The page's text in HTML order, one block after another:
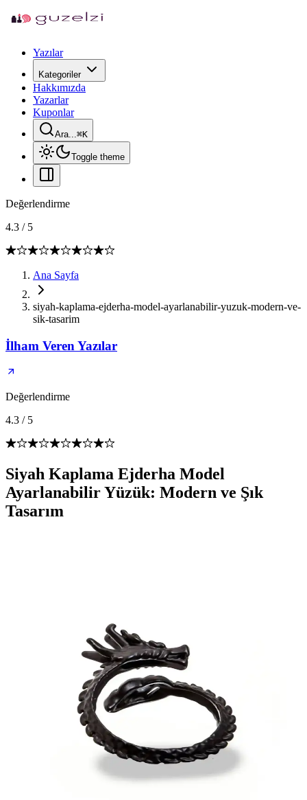
Yazılar
Kategoriler
Hakkımızda
Yazarlar
Kuponlar
Ara...⌘K
Toggle theme
Değerlendirme
4.3 / 5
Ana Sayfa
siyah-kaplama-ejderha-model-ayarlanabilir-yuzuk-modern-ve-
sik-tasarim
İlham Veren Yazılar
Değerlendirme
4.3 / 5
Siyah Kaplama Ejderha Model
Ayarlanabilir Yüzük: Modern ve Şık
Tasarım